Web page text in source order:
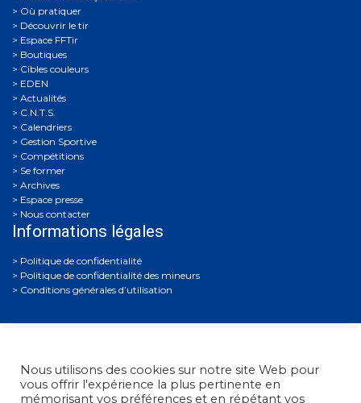
Où pratiquer
Découvrir le tir
Espace FFTir
Boutiques
Cibles couleurs
EDEN
Actualités
C.N.T.S.
Calendriers
Gestion Sportive
Compétitions
Se former
Archives
Espace presse
Nous contacter
Informations légales
Politique de confidentialité
Politique de confidentialité des mineurs
Conditions générales d’utilisation
Nous utilisons des cookies sur notre site Web pour
vous offrir l'expérience la plus pertinente en
mémorisant vos préférences et en répétant vos